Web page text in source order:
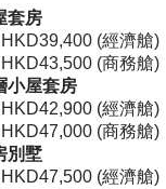
套房
(經濟艙)
HKD43,500 (商務艙)
小屋套房
HKD42,900 (經濟艙)
HKD47,000 (商務艙)
別墅
HKD47,500 (經濟艙)